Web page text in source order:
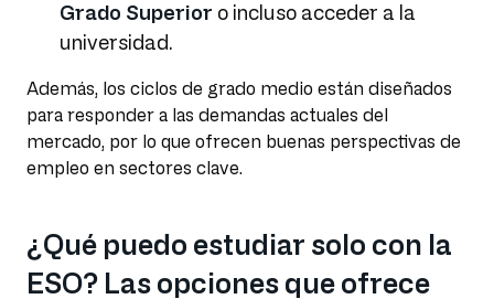
Grado Superior o incluso acceder a la
universidad.
Además, los ciclos de grado medio están diseñados
para responder a las demandas actuales del
mercado, por lo que ofrecen buenas perspectivas de
empleo en sectores clave.
¿Qué puedo estudiar solo con la
ESO? Las opciones que ofrece